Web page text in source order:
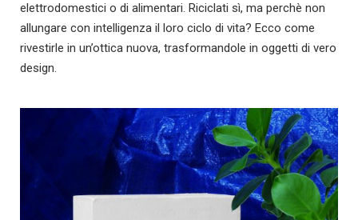
elettrodomestici o di alimentari. Riciclati sì, ma perchè non
allungare con intelligenza il loro ciclo di vita? Ecco come
rivestirle in un’ottica nuova, trasformandole in oggetti di vero
design.